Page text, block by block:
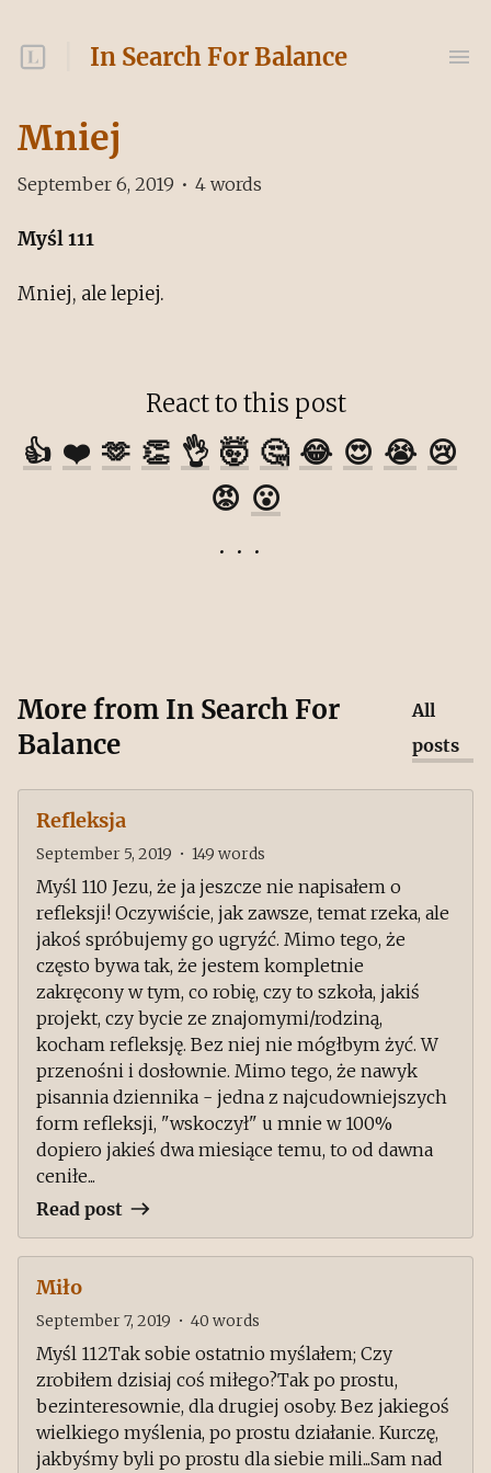
In Search For Balance
Mniej
September 6, 2019 • 4 words
Myśl 111
Mniej, ale lepiej.
React to this post
👍 ❤️ 🫶 👏 👌 🤯 🤔 😂 😍 😭 😢
😡 😮
More from In Search For
Balance
All
posts
Refleksja
September 5, 2019 • 149 words
Myśl 110 Jezu, że ja jeszcze nie napisałem o
refleksji! Oczywiście, jak zawsze, temat rzeka, ale
jakoś spróbujemy go ugryźć. Mimo tego, że
często bywa tak, że jestem kompletnie
zakręcony w tym, co robię, czy to szkoła, jakiś
projekt, czy bycie ze znajomymi/rodziną,
kocham refleksję. Bez niej nie mógłbym żyć. W
przenośni i dosłownie. Mimo tego, że nawyk
pisannia dziennika - jedna z najcudowniejszych
form refleksji, "wskoczył" u mnie w 100%
dopiero jakieś dwa miesiące temu, to od dawna
ceniłe...
Read post
Miło
September 7, 2019 • 40 words
Myśl 112Tak sobie ostatnio myślałem; Czy
zrobiłem dzisiaj coś miłego?Tak po prostu,
bezinteresownie, dla drugiej osoby. Bez jakiegoś
wielkiego myślenia, po prostu działanie. Kurczę,
jakbyśmy byli po prostu dla siebie mili...Sam nad